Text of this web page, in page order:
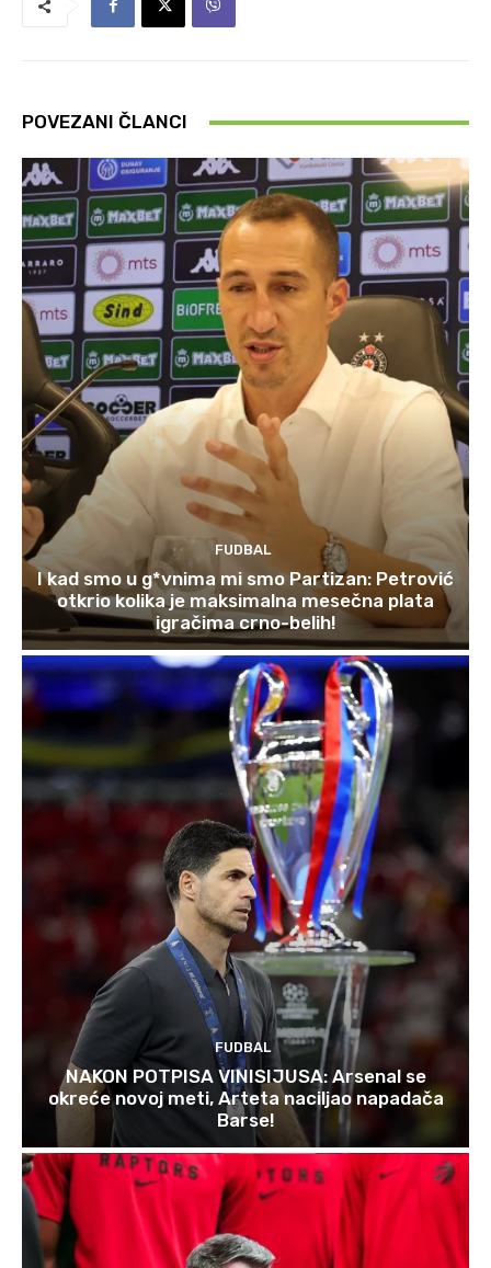
POVEZANI ČLANCI
FUDBAL
I kad smo u g*vnima mi smo Partizan: Petrović
otkrio kolika je maksimalna mesečna plata
igračima crno-belih!
FUDBAL
NAKON POTPISA VINISIJUSA: Arsenal se
okreće novoj meti, Arteta naciljao napadača
Barse!